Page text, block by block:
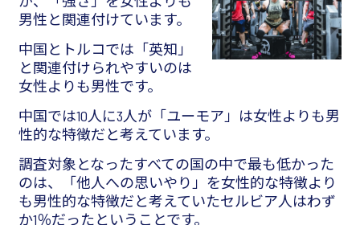
男性と関連付けています。
中国とトルコでは「英知」
と関連付けられやすいのは
女性よりも男性です。
中国では10人に3人が「ユーモア」は女性よりも男
性的な特徴だと考えています。
調査対象となったすべての国の中で最も低かった
のは、「他人への思いやり」を女性的な特徴より
も男性的な特徴だと考えていたセルビア人はわず
か1％だったということです。